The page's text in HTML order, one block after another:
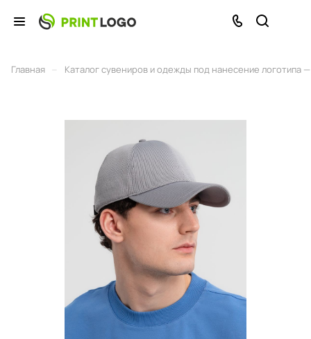
Главная Каталог сувениров и одежды под нанесение логотипа